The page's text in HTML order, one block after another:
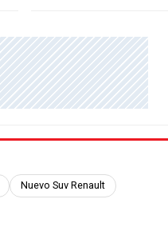
Nuevo Suv Renault